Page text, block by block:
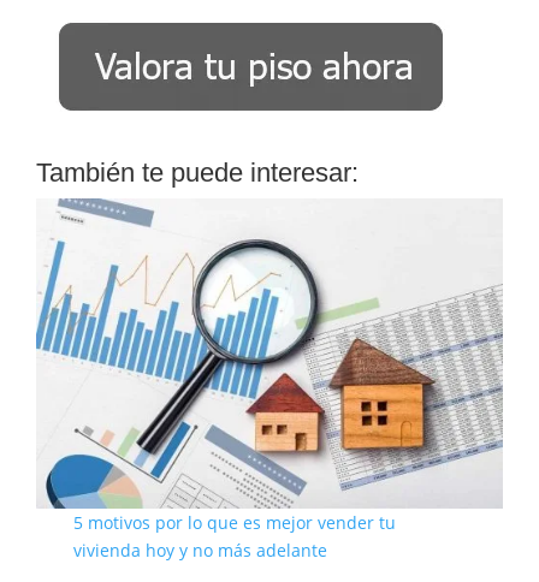
También te puede interesar:
5 motivos por lo que es mejor vender tu
vivienda hoy y no más adelante